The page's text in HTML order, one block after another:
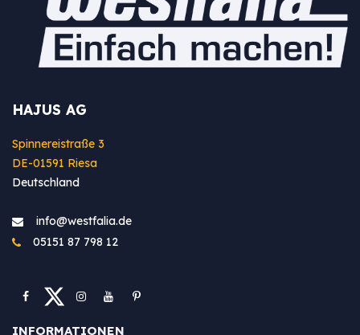
HAJUS AG
Spinnereistraße 3
DE-01591 Riesa
Deutschland
info@westfa​lia.de
05151 87 798 12
INFORMATIONEN